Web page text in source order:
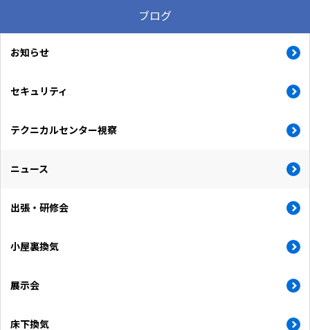
ブログ
お知らせ
セキュリティ
テクニカルセンター視察
ニュース
出張・研修会
小屋裏換気
展示会
床下換気